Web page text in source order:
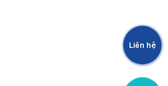
Liên hệ